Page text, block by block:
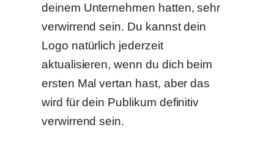
deinem Unternehmen hatten, sehr
verwirrend sein. Du kannst dein
Logo natürlich jederzeit
aktualisieren, wenn du dich beim
ersten Mal vertan hast, aber das
wird für dein Publikum definitiv
verwirrend sein.